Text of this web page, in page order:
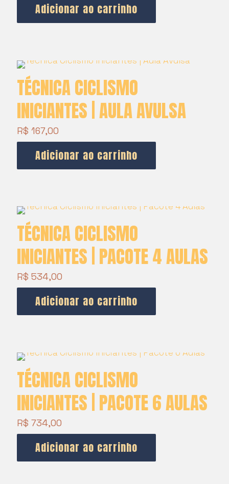
Adicionar ao carrinho
TÉCNICA CICLISMO
INICIANTES | AULA AVULSA
R$ 167,00
Adicionar ao carrinho
TÉCNICA CICLISMO
INICIANTES | PACOTE 4 AULAS
R$ 534,00
Adicionar ao carrinho
TÉCNICA CICLISMO
INICIANTES | PACOTE 6 AULAS
R$ 734,00
Adicionar ao carrinho